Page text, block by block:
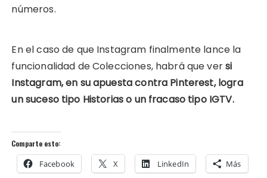
números.
En el caso de que Instagram finalmente lance la
funcionalidad de Colecciones, habrá que versi
Instagram, en su apuesta contra Pinterest, logra
un suceso tipo Historias o un fracaso tipo IGTV.
Comparte esto:
Facebook X LinkedIn Más